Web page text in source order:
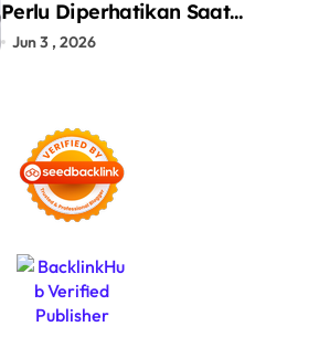
Perlu Diperhatikan Saat
Pasang Big Slab
Jun 3 , 2026